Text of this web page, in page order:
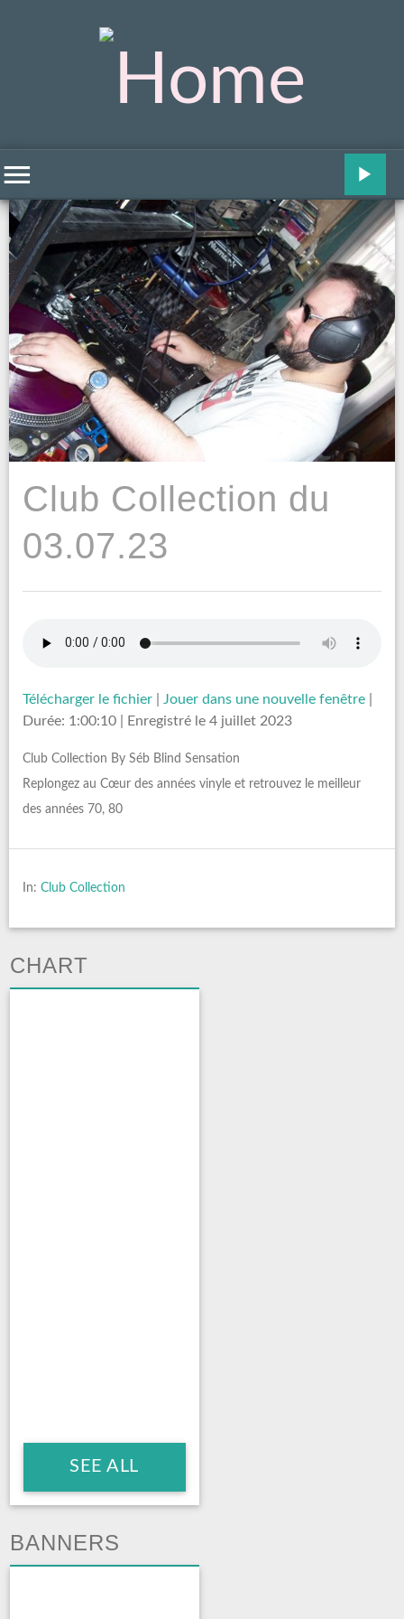
Club Collection du
03.07.23
Télécharger le fichier Jouer dans une nouvelle fenêtre
Durée: 1:00:10
Enregistré le 4 juillet 2023
Club Collection By Séb Blind Sensation
Replongez au Cœur des années vinyle et retrouvez le meilleur
des années 70, 80
In: Club Collection
CHART
SEE ALL
BANNERS